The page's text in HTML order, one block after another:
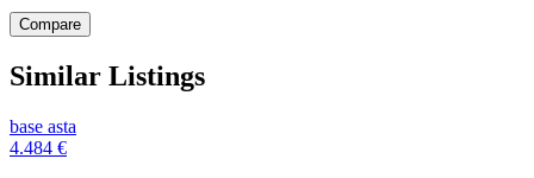
Compare
Similar Listings
base asta
4.484 €